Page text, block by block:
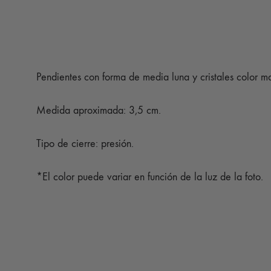
Pendientes con forma de media luna y cristales color
Medida aproximada: 3,5 cm.
Tipo de cierre: presión.
*El color puede variar en función de la luz de la foto.